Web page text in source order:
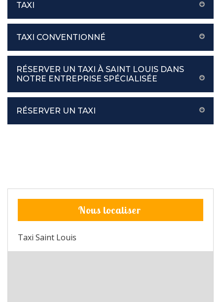
TAXI
TAXI CONVENTIONNÉ
RÉSERVER UN TAXI À SAINT LOUIS DANS
NOTRE ENTREPRISE SPÉCIALISÉE
RÉSERVER UN TAXI
Nous localiser
Taxi Saint Louis